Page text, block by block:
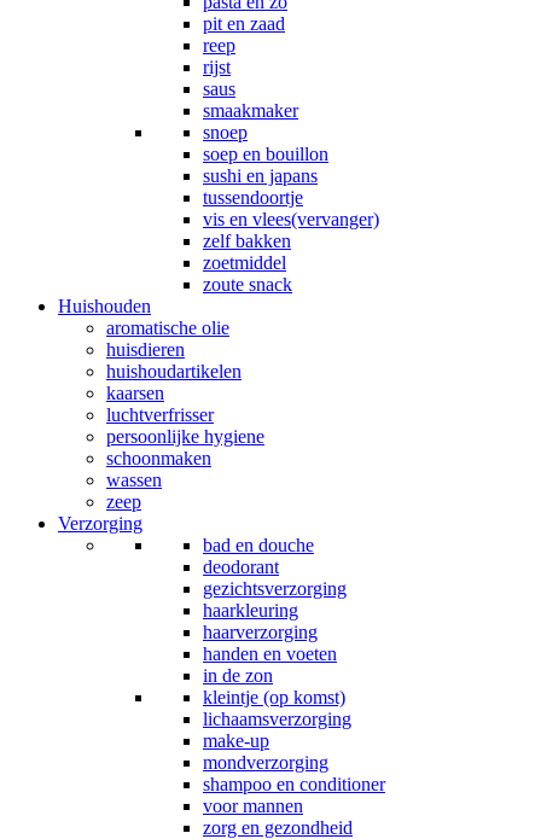
pit en zaad
reep
rijst
saus
smaakmaker
snoep
soep en bouillon
sushi en japans
tussendoortje
vis en vlees(vervanger)
zelf bakken
zoetmiddel
zoute snack
Huishouden
aromatische olie
huisdieren
huishoudartikelen
kaarsen
luchtverfrisser
persoonlijke hygiene
schoonmaken
wassen
zeep
Verzorging
bad en douche
deodorant
gezichtsverzorging
haarkleuring
haarverzorging
handen en voeten
in de zon
kleintje (op komst)
lichaamsverzorging
make-up
mondverzorging
shampoo en conditioner
voor mannen
zorg en gezondheid